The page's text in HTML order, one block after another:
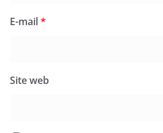
E-mail*
Site web